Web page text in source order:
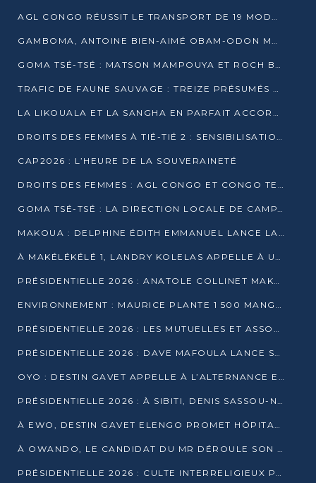
AGL CONGO RÉUSSIT LE TRANSPORT DE 19 MODULES HORS GABARIT ENTRE POINTE-NOIRE ET BRAZZAVILLE
GAMBOMA, ANTOINE BIEN-AIMÉ OBAM-ODON MOBILISE LES 32 148 ÉLECTEURS EN FAVEUR DE DENIS SASSOU NGUESSO
GOMA TSÉ-TSÉ : MATSON MAMPOUYA ET ROCH BREDIN BISSALA NKOUNKOU EN CAMPAGNE DE PROXIMITÉ
TRAFIC DE FAUNE SAUVAGE : TREIZE PRÉSUMÉS TRAFIQUANTS INTERPELLÉS AU CONGO EN 2025
LA LIKOUALA ET LA SANGHA EN PARFAIT ACCORD AVEC LE PROJET DE SOCIÉTÉ DU CANDIDAT DENIS SASSOU-N’GUESSO
DROITS DES FEMMES À TIÉ-TIÉ 2 : SENSIBILISATION ET PÉDAGOGIE SUR LE DROIT DE VOTE
CAP2026 : L’HEURE DE LA SOUVERAINETÉ
DROITS DES FEMMES : AGL CONGO ET CONGO TERMINAL METTENT EN AVANT LE LEADERSHIP FÉMININ
GOMA TSÉ-TSÉ : LA DIRECTION LOCALE DE CAMPAGNE INTENSIFIE LA SENSIBILISATION DANS LES VILLAGES
MAKOUA : DELPHINE ÉDITH EMMANUEL LANCE LA CAMPAGNE POUR DENIS SASSOU-N’GUESSO
À MAKÉLÉKÉLÉ 1, LANDRY KOLELAS APPELLE À UNE MOBILISATION MASSIVE EN FAVEUR DE DENIS SASSOU-N’GUESSO
PRÉSIDENTIELLE 2026 : ANATOLE COLLINET MAKOSSO DÉFEND LE PROJET DE SOCIÉTÉ DE DENIS SASSOU NGUESSO
ENVIRONNEMENT : MAURICE PLANTE 1 500 MANGROVES POUR HONORER WANGARI MAATHAI
PRÉSIDENTIELLE 2026 : LES MUTUELLES ET ASSOCIATIONS S’IMPLIQUENT DANS LA CAMPAGNE ÉLECTORALE À TIÉ-TIÉ 2 (POINTE-NOIRE)
PRÉSIDENTIELLE 2026 : DAVE MAFOULA LANCE SA « VAGUE DU NOUVEAU DÉPART » À IMPFONDO
OYO : DESTIN GAVET APPELLE À L’ALTERNANCE ET À LA RESPONSABILITÉ DE LA JEUNESSE
PRÉSIDENTIELLE 2026 : À SIBITI, DENIS SASSOU-N’GUESSO PARIE SUR LES RESSOURCES DE LA LEKOUMOU
À EWO, DESTIN GAVET ELENGO PROMET HÔPITAL, CHEMIN DE FER ET AUDIT DES FINANCES PUBLIQUES
À OWANDO, LE CANDIDAT DU MR DÉROULE SON PROGRAMME DE “CHANGEMENT”
PRÉSIDENTIELLE 2026 : CULTE INTERRELIGIEUX POUR LA PAIX À OUENZÉ